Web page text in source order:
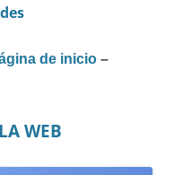
de inicio –
WEB